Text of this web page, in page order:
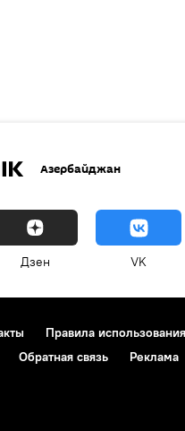
Азербайджан
Дзен VK
Правила использования
Обратная связь Реклама